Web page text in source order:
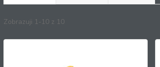
Zobrazuji 1-10 z 10